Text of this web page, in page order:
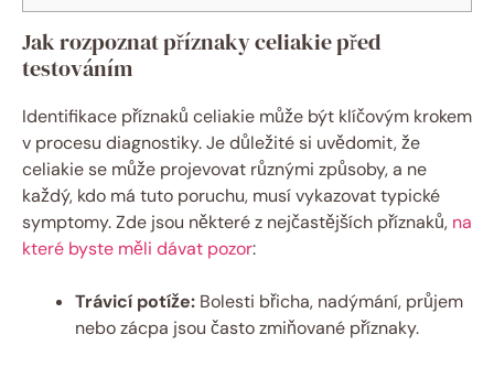
Jak rozpoznat příznaky celiakie před
testováním
Identifikace příznaků celiakie může být klíčovým krokem
v procesu diagnostiky. Je důležité si uvědomit, že
celiakie se může projevovat různými způsoby, a ne
každý, kdo má tuto poruchu, musí vykazovat typické
symptomy. Zde jsou některé z nejčastějších příznaků, na
které byste měli dávat pozor:
Trávicí potíže: Bolesti břicha, nadýmání, průjem
nebo zácpa jsou často zmiňované příznaky.